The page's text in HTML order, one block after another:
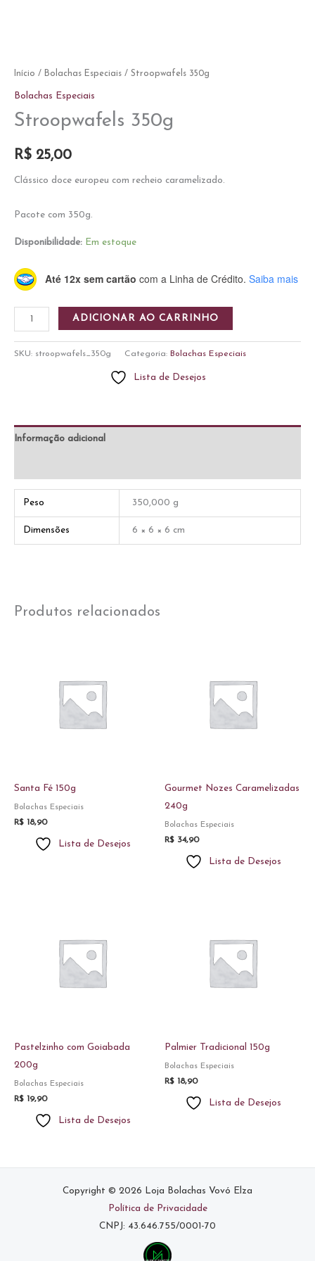
Início / Bolachas Especiais / Stroopwafels 350g
Bolachas Especiais
Stroopwafels 350g
R$ 25,00
Clássico doce europeu com recheio caramelizado.
Pacote com 350g.
Disponibilidade: Em estoque
Até 12x sem cartão com a Linha de Crédito. Saiba mais
Stroopwafels
350g
quantidade
ADICIONAR AO CARRINHO
SKU: stroopwafels_350g Categoria: Bolachas Especiais
Lista de Desejos
Informação adicional
Peso 350,000 g
Dimensões 6 × 6 × 6 cm
Produtos relacionados
Santa Fé 150g
Bolachas Especiais
R$ 18,90
Lista de Desejos
Gourmet Nozes Caramelizadas
240g
Bolachas Especiais
R$ 34,90
Lista de Desejos
Pastelzinho com Goiabada
200g
Bolachas Especiais
R$ 19,90
Lista de Desejos
Palmier Tradicional 150g
Bolachas Especiais
R$ 18,90
Lista de Desejos
Copyright © 2026 Loja Bolachas Vovó Elza
Política de Privacidade
CNPJ: 43.646.755/0001-70